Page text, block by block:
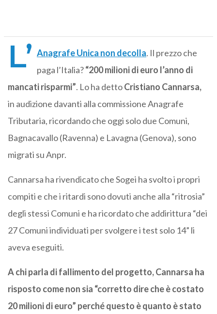
L’ Anagrafe Unica non decolla. Il prezzo che
paga l’Italia?“200 milioni di euro l’anno di
mancati risparmi”. Lo ha dettoCristiano Cannarsa,
in audizione davanti alla commissione Anagrafe
Tributaria, ricordando che oggi solo due Comuni,
Bagnacavallo (Ravenna) e Lavagna (Genova), sono
migrati su Anpr.
Cannarsa ha rivendicato che Sogei ha svolto i propri
compiti e che i ritardi sono dovuti anche alla “ritrosia”
degli stessi Comuni e ha ricordato che addirittura “dei
27 Comuni individuati per svolgere i test solo 14” li
aveva eseguiti.
A chi parla di fallimento del progetto, Cannarsa ha
risposto come non sia “corretto dire che è costato
20 milioni di euro” perché questo è quanto è stato